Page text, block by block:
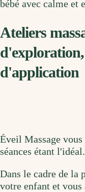
bébé avec calme et
Ateliers
d'application
Éveil Massage
séances étant l'idéal.
Dans le cadre de la
votre enfant et